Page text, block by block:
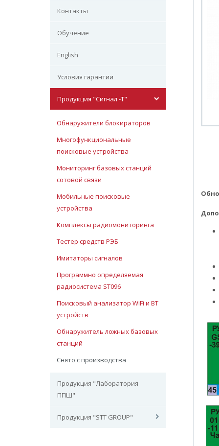
Контакты
Обучение
English
Условия гарантии
Продукция "Сигнал -Т"
Обнаружители блокираторов
Многофункциональные
поисковые устройства
Мониторинг базовых станций
сотовой связи
Мобильные поисковые
устройства
Комплексы радиомониторинга
Тестер средств РЭБ
Имитаторы сигналов
Программно определяемая
радиосистема ST096
Поисковый анализатор WiFi и ВТ
устройств
Обнаружитель ложных базовых
станций
Снято с производства
Продукция "Лаборатория
ППШ"
Продукция "STT GROUP"